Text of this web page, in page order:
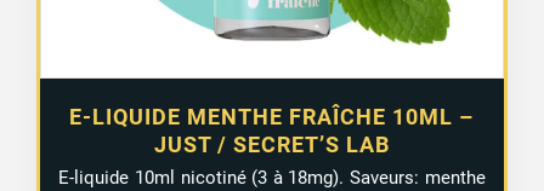
E-LIQUIDE MENTHE FRAÎCHE 10ML –
JUST / SECRET’S LAB
E-liquide 10ml nicotiné (3 à 18mg). Saveurs: menthe